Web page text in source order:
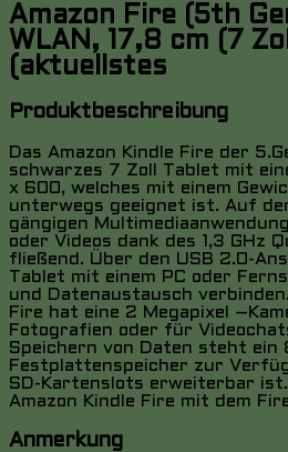
Amazon Fire (5th
WLAN, 17,8 cm (7
(aktuellstes
Produktbeschreibung
Das Amazon Kindle Fire der
schwarzes 7 Zoll Tablet mit
x 600, welches mit einem
unterwegs geeignet ist. Auf
gängigen
oder Videos dank des 1,3 GHz
fließend. Über den USB 2.0-
Tablet mit einem PC oder
und Datenaustausch
Fire hat eine 2 Megapixel
Fotografien oder für
Speichern von Daten steht ein
Festplattenspeicher zur
SD-Kartenslots erweiterbar
Amazon Kindle Fire mit dem
Anmerkung